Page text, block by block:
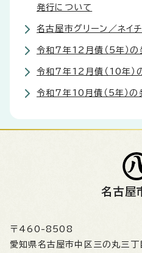
発行について
名古屋市グリーン／ネイ
令和7年12月債（5年）の
令和7年12月債（10年）
令和7年10月債（5年）の
名古屋
〒460-8508
愛知県名古屋市中区三の丸三